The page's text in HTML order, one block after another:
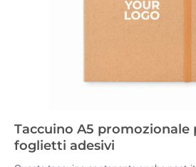
Taccuino A5 promozionale
foglietti adesivi